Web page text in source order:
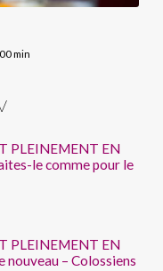
min
PLEINEMENT EN
le comme pour le
PLEINEMENT EN
nouveau – Colossiens